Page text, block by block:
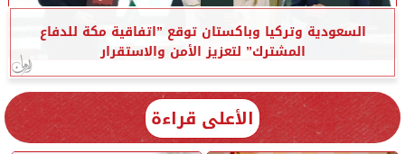
السعودية وتركيا وباكستان توقع ”اتفاقية مكة للدفاع
المشترك” لتعزيز الأمن والاستقرار
الأعلى قراءة